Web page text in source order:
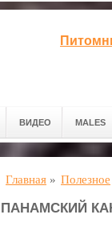
ВИДЕО MALES
Главная » Полезное
ПАНАМСКИЙ